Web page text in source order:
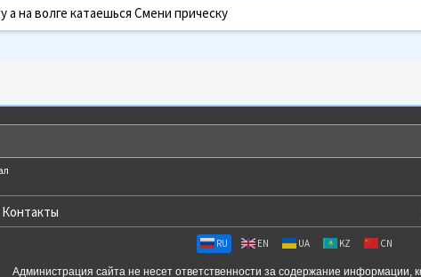
а на волге катаешься Смени прическу
Контакты
RU EN UA KZ CN
Администрация сайта не несет ответственности за содержание информации,